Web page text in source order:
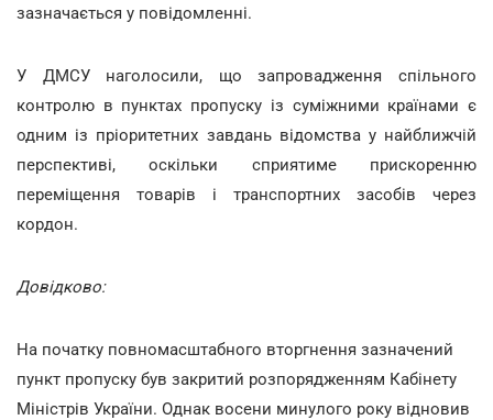
зазначається у повідомленні.
У ДМСУ наголосили, що запровадження спільного
контролю в пунктах пропуску із суміжними країнами є
одним із пріоритетних завдань відомства у найближчій
перспективі, оскільки сприятиме прискоренню
переміщення товарів і транспортних засобів через
кордон.
Довідково:
На початку повномасштабного вторгнення зазначений
пункт пропуску був закритий розпорядженням Кабінету
Міністрів України. Однак восени минулого року відновив